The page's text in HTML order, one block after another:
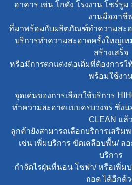
อาคาร เช่น โกดัง โรงงาน โชร์รู
งานมืออาชีพ
ที่มาพร้อมกับผลิตภัณฑ์ทำความสะอ
บริการทำความสะอาดครั้งใหญ่เ
สร้างเสร็จ
หรือมีการตกแต่งต่อเติ่มที่ต้องการ
พร้อมใช้งาน
จุดเด่นของการเลือกใช้บริการ
ทำความสะอาดแบบครบวงจร ซึ่งน
CLEAN แล้ว
ลูกค้ายังสามารถเลือกบริการเสริม
เช่น เพิ่มบริการ ขัดเคลือบพื้น/ ลอ
บริการ
กำจัดไรฝุ่นที่นอน โซฟา/ หรือเพิ่ม
ถอด ได้อีกด้ว